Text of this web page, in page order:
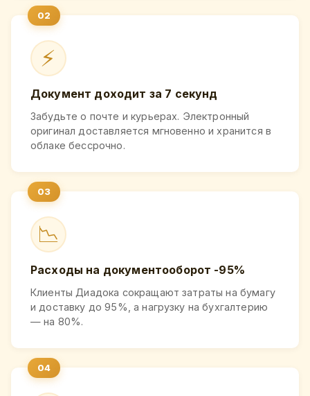
⚡
Документ доходит за 7 секунд
Забудьте о почте и курьерах. Электронный
оригинал доставляется мгновенно и хранится в
облаке бессрочно.
📉
Расходы на документооборот -95%
Клиенты Диадока сокращают затраты на бумагу
и доставку до 95%, а нагрузку на бухгалтерию
— на 80%.